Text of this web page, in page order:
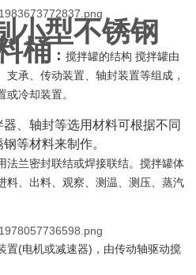
小型不锈钢
桶 ：搅拌罐的结构 搅拌罐由
承、传动装置、轴封装置等组成，
冷却装置。
、轴封等选用材料可根据不同
等材料来制作。
法兰密封联结或焊接联结。搅拌罐体
料、出料、观察、测温、测压、蒸汽
置(电机或减速器)，由传动轴驱动搅